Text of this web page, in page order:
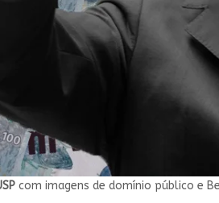
com imagens de domínio público e